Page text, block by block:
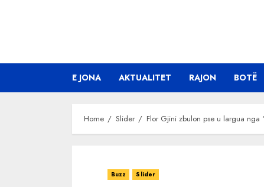
E JONA AKTUALITET RAJON BOTË
Home Slider Flor Gjini zbulon pse u largua nga
Buzz Slider